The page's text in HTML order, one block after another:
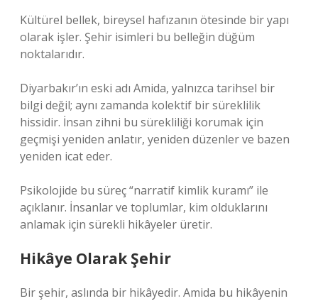
Kültürel bellek, bireysel hafızanın ötesinde bir yapı
olarak işler. Şehir isimleri bu belleğin düğüm
noktalarıdır.
Diyarbakır’ın eski adı Amida, yalnızca tarihsel bir
bilgi değil; aynı zamanda kolektif bir süreklilik
hissidir. İnsan zihni bu sürekliliği korumak için
geçmişi yeniden anlatır, yeniden düzenler ve bazen
yeniden icat eder.
Psikolojide bu süreç “narratif kimlik kuramı” ile
açıklanır. İnsanlar ve toplumlar, kim olduklarını
anlamak için sürekli hikâyeler üretir.
Hikâye Olarak Şehir
Bir şehir, aslında bir hikâyedir. Amida bu hikâyenin